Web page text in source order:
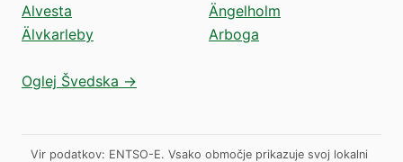
Alvesta
Älvkarleby
Ängelholm
Arboga
Oglej Švedska →
Vir podatkov: ENTSO-E. Vsako območje prikazuje svoj lokalni